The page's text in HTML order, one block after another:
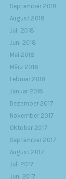
September 2018
August 2018
Juli 2018
Juni 2018
Mai 2018
März 2018
Februar 2018
Januar 2018
Dezember 2017
November 2017
Oktober 2017
September 2017
August 2017
Juli 2017
Juni 2017